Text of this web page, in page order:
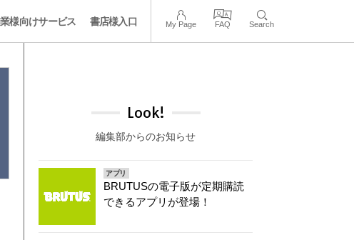
様向けサービス 書店様入口 My Page FAQ Search
Look!
編集部からのお知らせ
アプリ
BRUTUSの電子版が定期購読
できるアプリが登場！